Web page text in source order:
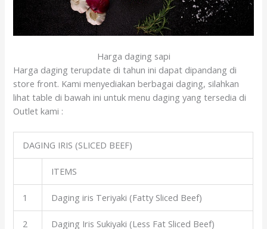
Harga daging sapi
Harga daging terupdate di tahun ini dapat dipandang di
store front. Kami menyediakan berbagai daging, silahkan
lihat table di bawah ini untuk menu daging yang tersedia di
Outlet kami :
DAGING IRIS (SLICED BEEF)
ITEMS
1 Daging iris Teriyaki (Fatty Sliced Beef)
2 Daging Iris Sukiyaki (Less Fat Sliced Beef)